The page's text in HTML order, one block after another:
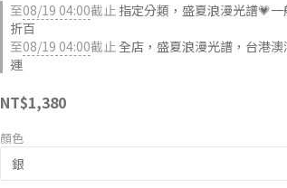
至08/19 04:00截止 指定分類，盛夏浪漫光譜💗
折百
至08/19 04:00截止 全店，盛夏浪漫光譜，台港
運
NT$1,380
顏色